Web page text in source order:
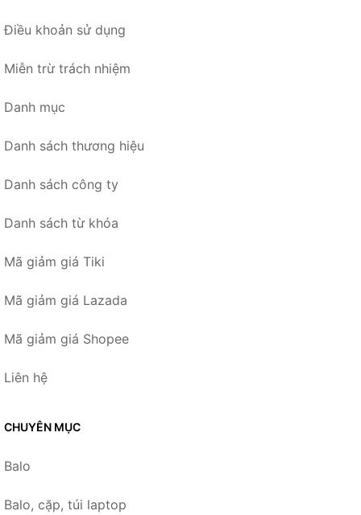
Điều khoản sử dụng
Miễn trừ trách nhiệm
Danh mục
Danh sách thương hiệu
Danh sách công ty
Danh sách từ khóa
Mã giảm giá Tiki
Mã giảm giá Lazada
Mã giảm giá Shopee
Liên hệ
CHUYÊN MỤC
Balo
Balo, cặp, túi laptop